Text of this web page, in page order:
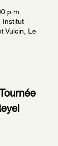
p.m.
Institut
Vulcin, Le